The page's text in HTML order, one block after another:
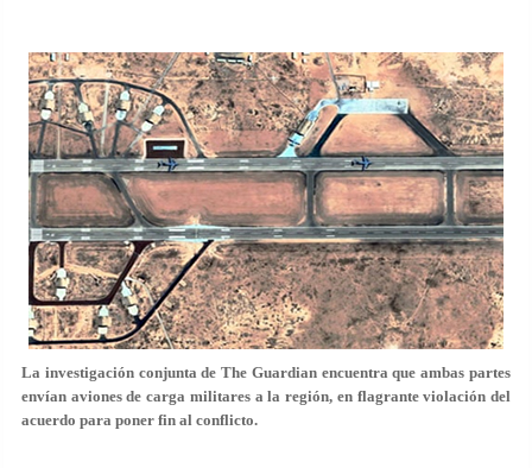
La investigación conjunta de The Guardian encuentra que ambas partes
envían aviones de carga militares a la región, en flagrante violación del
acuerdo para poner fin al conflicto.